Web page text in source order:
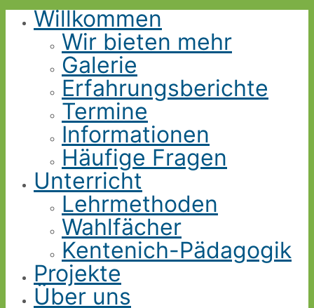
Willkommen
Wir bieten mehr
Galerie
Erfahrungsberichte
Termine
Informationen
Häufige Fragen
Unterricht
Lehrmethoden
Wahlfächer
Kentenich-Pädagogik
Projekte
Über uns